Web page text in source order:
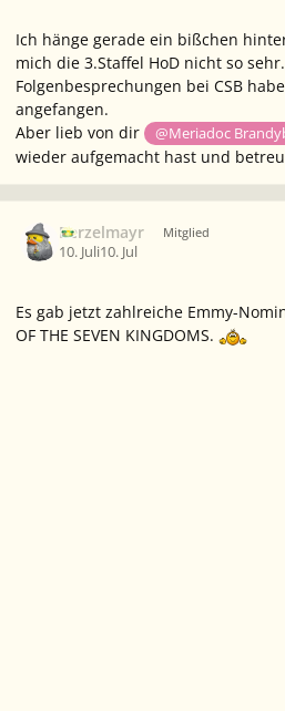
Ich hänge gerade ein bißchen
mich die 3.Staffel HoD nicht so
Folgenbesprechungen bei CSB
angefangen.
Aber lieb von dir
@Meriadoc
wieder aufgemacht hast und
Berzelmayr Mitglied
10. Juli10. Jul
Es gab jetzt zahlreiche Emmy-
OF THE SEVEN KINGDOMS.